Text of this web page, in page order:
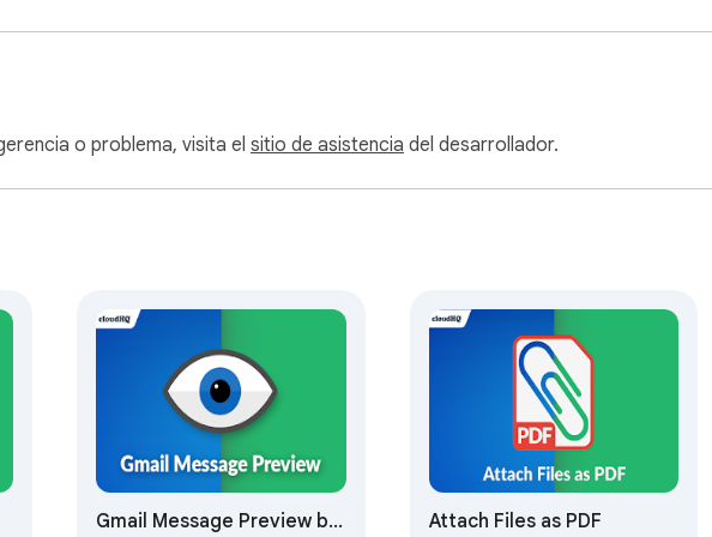
comparten contratos, declaraciones o expedientes donde el reenvío no
comparten cartas de derivación, informes de laboratorio o planes de atención
que comparten declaraciones de impuestos, balances y material de
que distribuyen ofertas laborales, políticas y datos salariales dentro y
que comparten contratos de arrendamiento, informes de inspección y
que comparten activos de campaña sin publicar con clientes durante las
escolares que comparten material de examen, registros de estudiantes y
o problema, visita el sitio de asistencia del desarrollador.
Gmail Message Preview by Attach Files as PDF